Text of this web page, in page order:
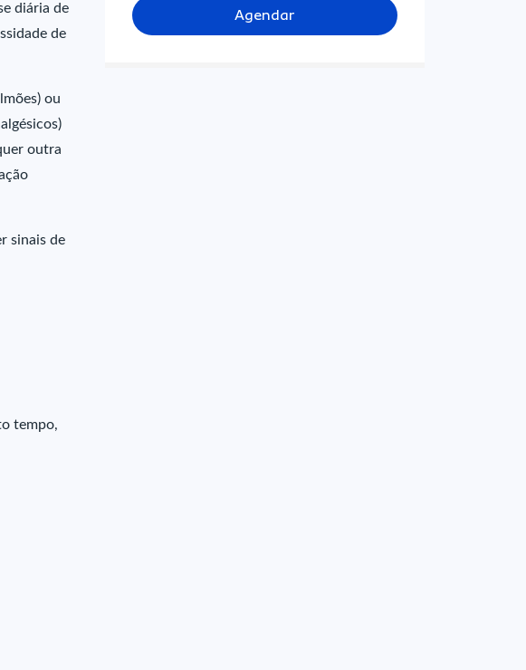
diária de
de
ou
outra
sinais de
tempo,
Agendar